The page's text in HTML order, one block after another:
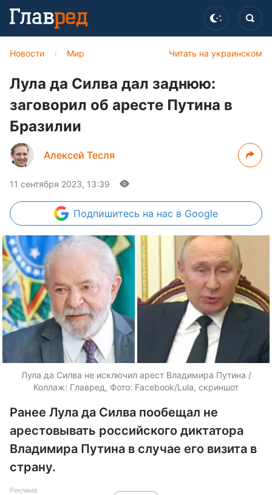
Читать на украинском
Новости › Мир
Лула да Силва дал заднюю:
заговорил об аресте Путина в
Бразилии
Алексей Тесля
11 сентября 2023, 13:39
Подпишитесь на нас в Google
Лула да Силва не исключил арест Владимира Путина /
Коллаж: Главред, Фото: Facebook/Lula, скриншот
Ранее Лула да Силва пообещал не
арестовывать российского диктатора
Владимира Путина в случае его визита в
страну.
Реклама